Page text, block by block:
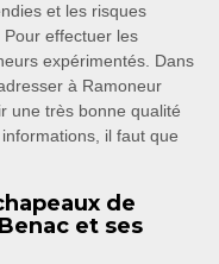
et les risques
effectuer les
expérimentés. Dans
à Ramoneur
une très bonne qualité
il faut que
de
et ses